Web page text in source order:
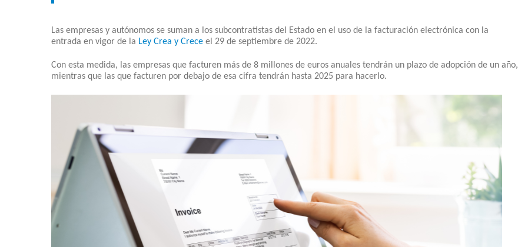
Las empresas y autónomos se suman a los subcontratistas del Estado en el uso de la facturación electrónica con la
entrada en vigor de la Ley Crea y Crece el 29 de septiembre de 2022.
Con esta medida, las empresas que facturen más de 8 millones de euros anuales tendrán un plazo de adopción de un año,
mientras que las que facturen por debajo de esa cifra tendrán hasta 2025 para hacerlo.